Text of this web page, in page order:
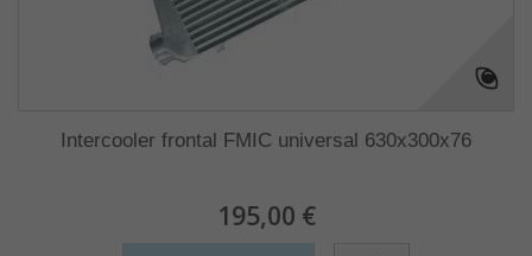
Intercooler frontal FMIC universal 630x300x76
195,00 €